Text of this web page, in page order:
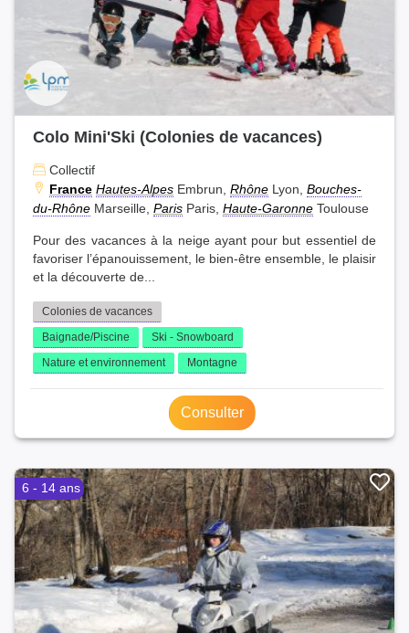
Colo Mini'Ski (Colonies de vacances)
Collectif
France Hautes-Alpes Embrun, Rhône Lyon, Bouches-
du-Rhône Marseille, Paris Paris, Haute-Garonne Toulouse
Pour des vacances à la neige ayant pour but essentiel de
favoriser l’épanouissement, le bien-être ensemble, le plaisir
et la découverte de...
Colonies de vacances
Baignade/Piscine
Ski - Snowboard
Nature et environnement
Montagne
Consulter
6 - 14 ans